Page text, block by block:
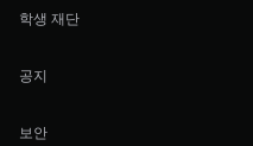
학생 재단
공지
보안